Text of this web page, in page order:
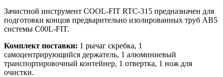
Зачистной инструмент COOL-FIT RTC-315 предназначен для
подготовки концов предварительно изолированных труб АВ5
системы C00L-FIT.
Комплект поставки: 1 рычаг скребка, 1
самоцентрирующийся держатель, 1 алюминиевый
транспортировочный контейнер, 1 отвертка, 1 нож для
очистки.